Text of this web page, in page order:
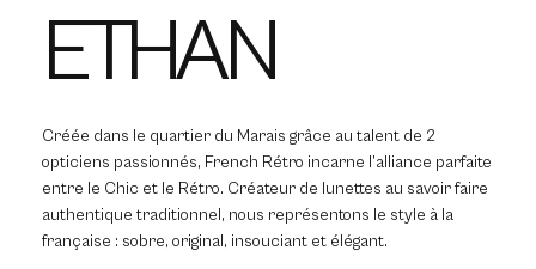
ETHAN
Créée dans le quartier du Marais grâce au talent de 2
opticiens passionnés, French Rétro incarne l’alliance parfaite
entre le Chic et le Rétro. Créateur de lunettes au savoir faire
authentique traditionnel, nous représentons le style à la
française : sobre, original, insouciant et élégant.